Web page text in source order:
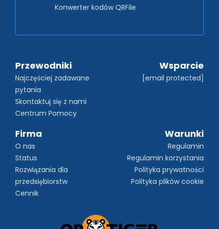
Konwerter kodów QRFile
Przewodniki
Najczęściej zadawane
pytania
Skontaktuj się z nami
Centrum Pomocy
Wsparcie
[email protected]
Firma
O nas
Status
Rozwiązania dla
przedsiębiorstw
Cennik
Warunki
Regulamin
Regulamin korzystania
Polityka prywatności
Polityka plików cookie